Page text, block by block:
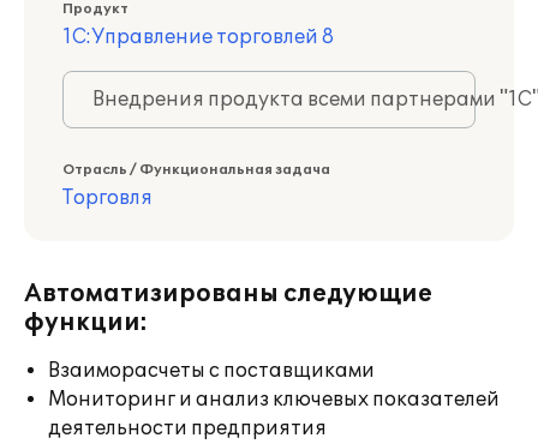
Продукт
1С:Управление торговлей 8
Внедрения продукта всеми партнерами
Отрасль / Функциональная задача
Торговля
Автоматизированы следующие
функции:
Взаиморасчеты с поставщиками
Мониторинг и анализ ключевых показателей
деятельности предприятия